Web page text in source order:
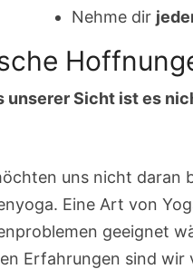
Nehme dir
unserer Sicht ist es
uns nicht daran
Eine Art von
geeignet
Erfahrungen sind